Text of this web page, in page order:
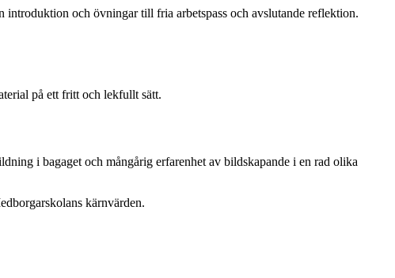
och övningar till fria arbetspass och avslutande reflektion.
på ett fritt och lekfullt sätt.
i bagaget och mångårig erfarenhet av bildskapande i en rad olika
kärnvärden.